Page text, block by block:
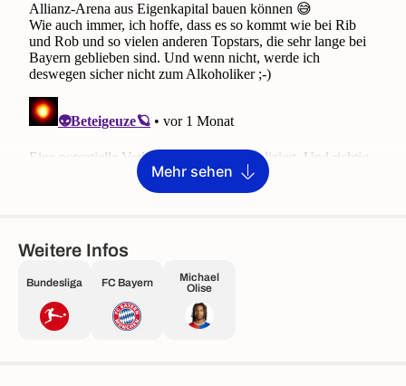
Mehr sehen
Weitere Infos
Bundesliga FC Bayern
Michael
Olise